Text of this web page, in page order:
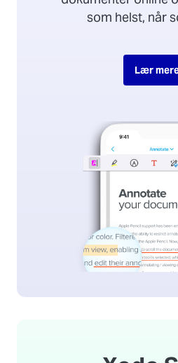
som helst, når
Lær